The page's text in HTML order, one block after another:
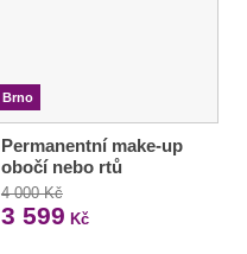
Brno
Permanentní make-up
obočí nebo rtů
4 000 Kč
3 599 Kč